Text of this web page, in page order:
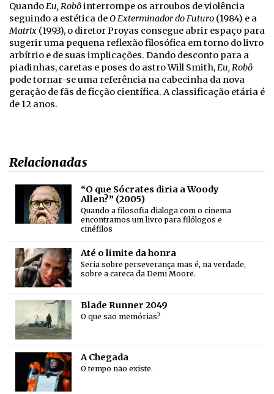
QuandoEu, Robôinterrompe os arroubos de violência
seguindo a estética deO Exterminador do Futuro (1984) e a
Matrix (1993), o diretor Proyas consegue abrir espaço para
sugerir uma pequena reflexão filosófica em torno do livro
arbítrio e de suas implicações. Dando desconto para a
piadinhas, caretas e poses do astro Will Smith,Eu, Robô
pode tornar-se uma referência na cabecinha da nova
geração de fãs de ficção científica. A classificação etária é
de 12 anos.
Relacionadas
“O que Sócrates diria a Woody
Allen?” (2005)
Quando a filosofia dialoga com o cinema
encontramos um livro para filólogos e
cinéfilos
Até o limite da honra
Seria sobre perseverança mas é, na verdade,
sobre a careca da Demi Moore.
Blade Runner 2049
O que são memórias?
A Chegada
O tempo não existe.